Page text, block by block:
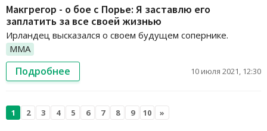
Макгрегор - о бое с Порье: Я заставлю его
заплатить за все своей жизнью
Ирландец высказался о своем будущем сопернике.
ММА
Подробнее 10 июля 2021, 12:30
1 2 3 4 5 6 7 8 9 10 »